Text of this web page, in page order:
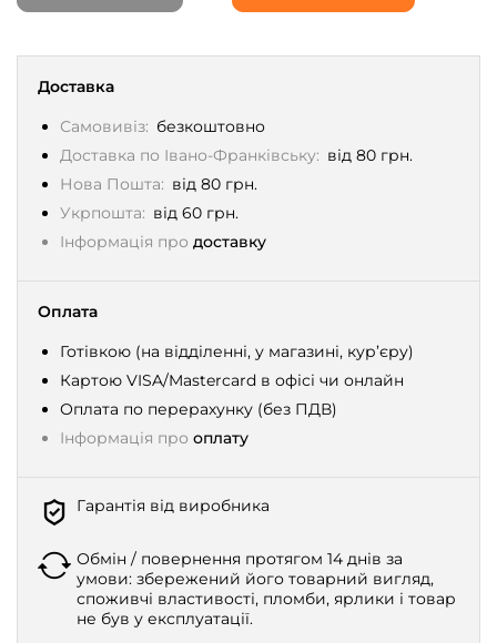
Доставка
Самовивіз: безкоштовно
Доставка по Івано-Франківську: від 80 грн.
Нова Пошта: від 80 грн.
Укрпошта: від 60 грн.
Інформація про доставку
Оплата
Готівкою (на відділенні, у магазині, кур’єру)
Картою VISA/Mastercard в офісі чи онлайн
Оплата по перерахунку (без ПДВ)
Інформація про оплату
Гарантія від виробника
Обмін / повернення протягом 14 днів за
умови: збережений його товарний вигляд,
споживчі властивості, пломби, ярлики і товар
не був у експлуатації.